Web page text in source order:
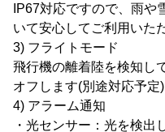
IP67対応ですので、雨や
いて安心してご利用いた
3) フライトモード
飛行機の離着陸を検知し
オフします(別途対応予定)
4) アラーム通知
・光センサー：光を検出